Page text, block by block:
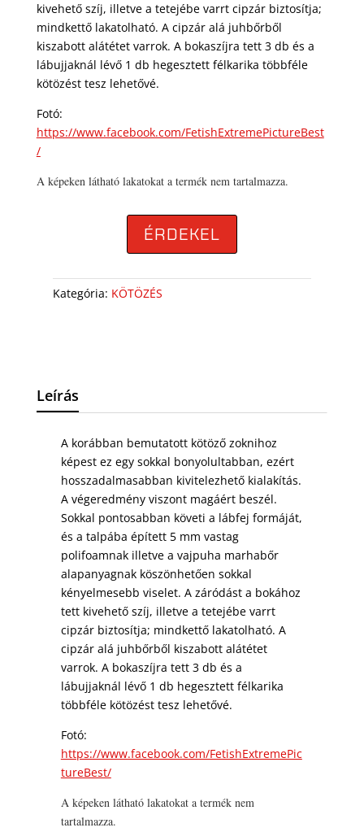
kivehető szíj, illetve a tetejébe varrt cipzár biztosítja;
mindkettő lakatolható. A cipzár alá juhbőrből
kiszabott alátétet varrok. A bokaszíjra tett 3 db és a
lábujjaknál lévő 1 db hegesztett félkarika többféle
kötözést tesz lehetővé.
Fotó:
https://www.facebook.com/FetishExtremePictureBest
/
A képeken látható lakatokat a termék nem tartalmazza.
ÉRDEKEL
Kategória: KÖTÖZÉS
Leírás
A korábban bemutatott kötöző zoknihoz
képest ez egy sokkal bonyolultabban, ezért
hosszadalmasabban kivitelezhető kialakítás.
A végeredmény viszont magáért beszél.
Sokkal pontosabban követi a lábfej formáját,
és a talpába épített 5 mm vastag
polifoamnak illetve a vajpuha marhabőr
alapanyagnak köszönhetően sokkal
kényelmesebb viselet. A záródást a bokához
tett kivehető szíj, illetve a tetejébe varrt
cipzár biztosítja; mindkettő lakatolható. A
cipzár alá juhbőrből kiszabott alátétet
varrok. A bokaszíjra tett 3 db és a
lábujjaknál lévő 1 db hegesztett félkarika
többféle kötözést tesz lehetővé.
Fotó:
https://www.facebook.com/FetishExtremePic
tureBest/
A képeken látható lakatokat a termék nem
tartalmazza.